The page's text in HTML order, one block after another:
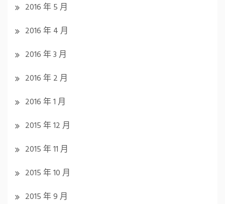
2016 年 5 月
2016 年 4 月
2016 年 3 月
2016 年 2 月
2016 年 1 月
2015 年 12 月
2015 年 11 月
2015 年 10 月
2015 年 9 月